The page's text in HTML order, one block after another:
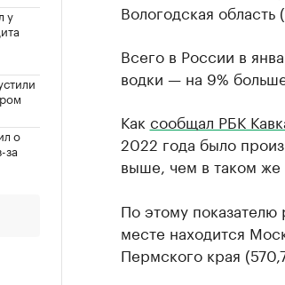
у
о
за
Вологодская область
Всего в России в
водки — на 9%
Как сообщал РБК
2022 года было
выше, чем в таком же
По этому
месте находится
Пермского края